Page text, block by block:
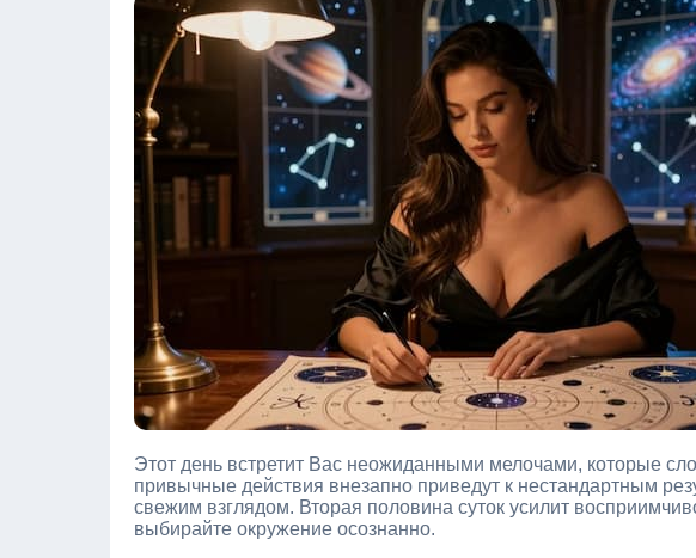
Этот день встретит Вас неожиданными мелочами, которые
привычные действия внезапно приведут к нестандартным
свежим взглядом. Вторая половина суток усилит
выбирайте окружение осознанно.